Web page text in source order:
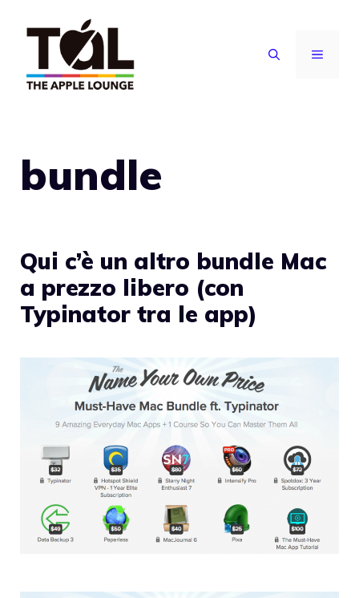
contenuto
MENU
bundle
Qui c’è un altro bundle Mac
a prezzo libero (con
Typinator tra le app)